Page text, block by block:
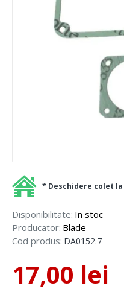
Disponibilitate: In stoc
Producator: Blade
Cod produs: DA0152.7
17,00 lei
* Deschidere colet